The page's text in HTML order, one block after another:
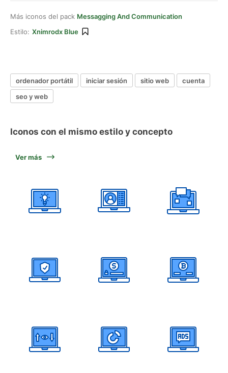
Más iconos del pack Messagging And Communication
Estilo: Xnimrodx Blue
ordenador portátil iniciar sesión sitio web
cuenta
seo y web
Iconos con el mismo estilo y concepto
Ver más